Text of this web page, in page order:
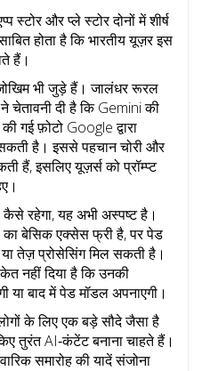
स्टोर और प्ले स्टोर दोनों में शीर्ष
होता है कि भारतीय यूज़र इस
हैं।
भी जुड़े हैं। जालंधर रूरल
चेतावनी दी है कि Gemini की
गई फ़ोटो Google द्वारा
है। इससे पहचान चोरी और
हैं, इसलिए यूज़र्स को प्रॉम्प्ट
कैसे रहेगा, यह अभी अस्पष्ट है।
बेसिक एक्सेस फ्री है, पर पेड
तेज़ प्रोसेसिंग मिल सकती है।
नहीं दिया है कि उनकी
या बाद में पेड मॉडल अपनाएगी।
के लिए एक बड़े सौदे जैसा है
तुरंत AI‑कंटेंट बनाना चाहते हैं।
समारोह की यादें संजोना